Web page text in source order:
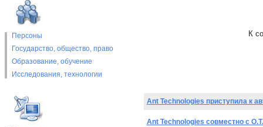
Персоны
Государство, общество, право
Образование, обучение
Исследования, технологии
К
Ant Technologies приступила к
Ant Technologies совместно с